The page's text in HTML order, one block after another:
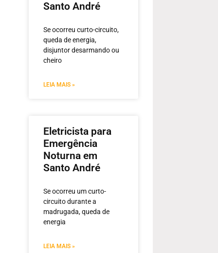
Santo André
Se ocorreu curto-circuito,
queda de energia,
disjuntor desarmando ou
cheiro
LEIA MAIS »
Eletricista para
Emergência
Noturna em
Santo André
Se ocorreu um curto-
circuito durante a
madrugada, queda de
energia
LEIA MAIS »